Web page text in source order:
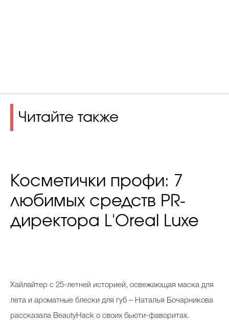
Читайте также
Косметички профи: 7
любимых средств PR-
директора L'Oreal Luxe
Хайлайтер с 25-летней историей, освежающая маска для
лета и ароматные блески для губ – Наталья Бочарникова
рассказала BeautyHack о своих бьюти-фаворитах.